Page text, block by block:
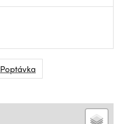
Poptávka